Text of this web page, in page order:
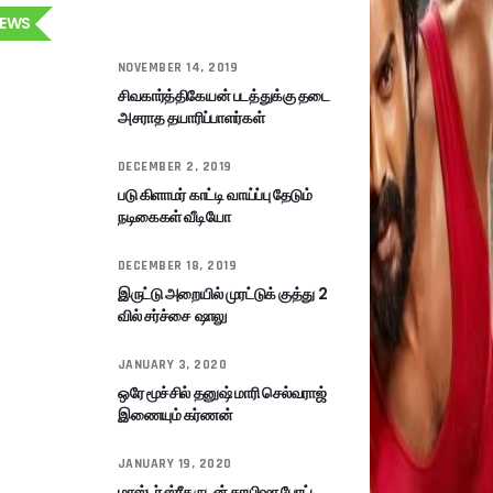
NOVEMBER 14, 2019
சிவகார்த்திகேயன் படத்துக்கு தடை
அசராத தயாரிப்பாளர்கள்
DECEMBER 2, 2019
படு கிளாமர் காட்டி வாய்ப்பு தேடும்
நடிகைகள் வீடியோ
DECEMBER 18, 2019
இருட்டு அறையில் முரட்டுக் குத்து 2
வில் சர்ச்சை ஷாலு
JANUARY 3, 2020
ஒரே மூச்சில் தனுஷ் மாரி செல்வராஜ்
இணையும் கர்ணன்
JANUARY 19, 2020